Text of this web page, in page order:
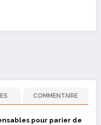
COMMENTAIRE
pour parier de